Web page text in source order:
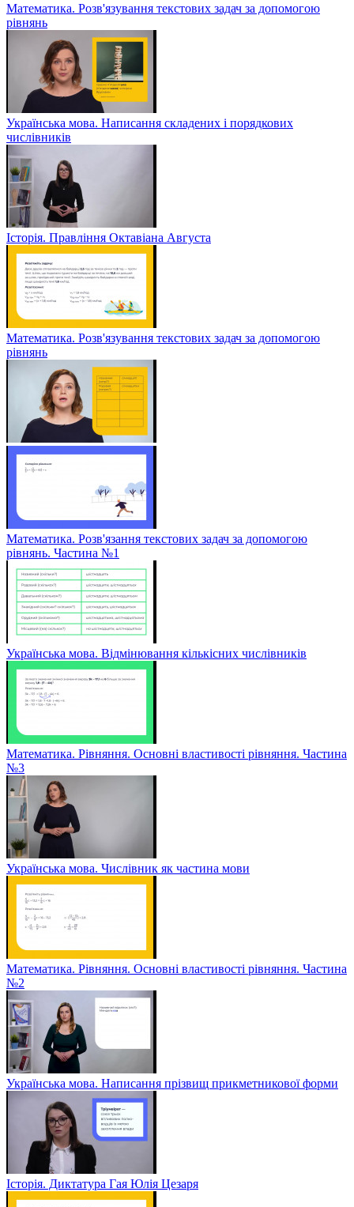
Математика. Розв'язування текстових задач за допомогою
рівнянь
Українська мова. Написання складених і порядкових
числівників
Історія. Правління Октавіана Августа
Математика. Розв'язування текстових задач за допомогою
рівнянь
Математика. Розв'язання текстових задач за допомогою
рівнянь. Частина №1
Українська мова. Відмінювання кількісних числівників
Математика. Рівняння. Основні властивості рівняння. Частина
№3
Українська мова. Числівник як частина мови
Математика. Рівняння. Основні властивості рівняння. Частина
№2
Українська мова. Написання прізвищ прикметникової форми
Історія. Диктатура Гая Юлія Цезаря